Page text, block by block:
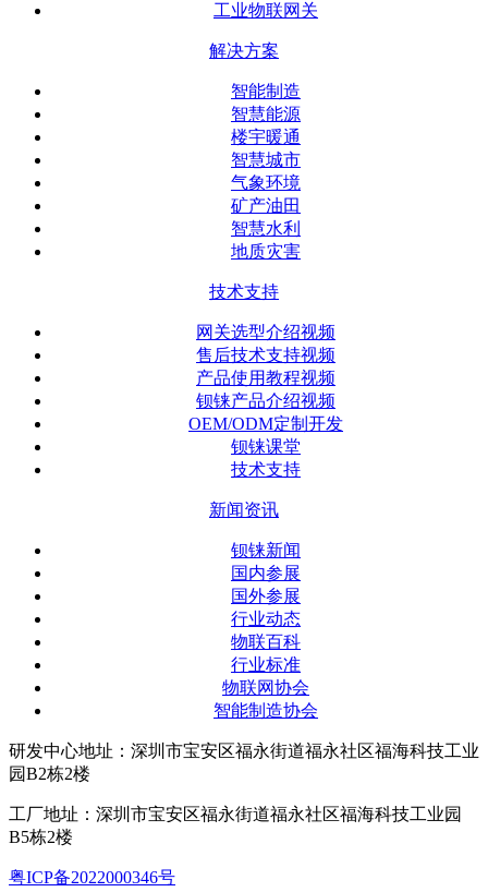
工业物联网关
解决方案
智能制造
智慧能源
楼宇暖通
智慧城市
气象环境
矿产油田
智慧水利
地质灾害
技术支持
网关选型介绍视频
售后技术支持视频
产品使用教程视频
钡铼产品介绍视频
OEM/ODM定制开发
钡铼课堂
技术支持
新闻资讯
钡铼新闻
国内参展
国外参展
行业动态
物联百科
行业标准
物联网协会
智能制造协会
研发中心地址：深圳市宝安区福永街道福永社区福海科技工业
园B2栋2楼
工厂地址：深圳市宝安区福永街道福永社区福海科技工业园
B5栋2楼
粤ICP备2022000346号